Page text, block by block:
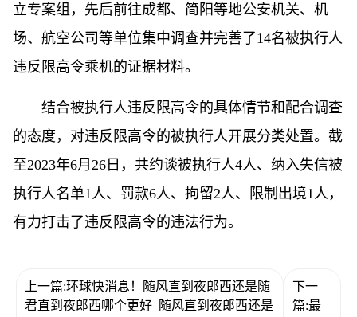
立专案组，先后前往成都、简阳等地公安机关、机
场、航空公司等单位集中调查并完善了14名被执行人
违反限高令乘机的证据材料。
结合被执行人违反限高令的具体情节和配合调查
的态度，对违反限高令的被执行人开展分类处置。截
至2023年6月26日，共约谈被执行人4人、纳入失信被
执行人名单1人、罚款6人、拘留2人、限制出境1人，
有力打击了违反限高令的违法行为。
上一篇:环球快消息！随风直到夜郎西还是随
君直到夜郎西哪个更好_随风直到夜郎西还是
下一
篇:最